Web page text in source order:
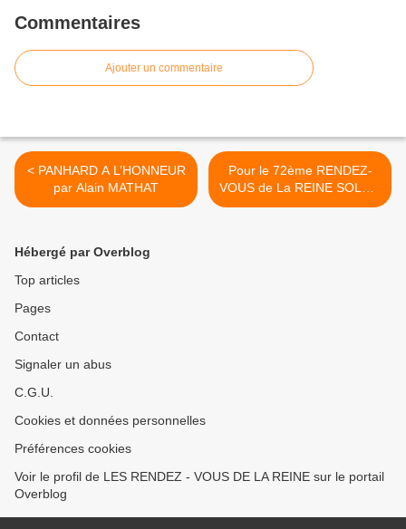
Commentaires
Ajouter un commentaire
< PANHARD A L’HONNEUR
par Alain MATHAT
Pour le 72ème RENDEZ-
VOUS de La REINE SOLEIL
et CHALEUR >
Hébergé par Overblog
Top articles
Pages
Contact
Signaler un abus
C.G.U.
Cookies et données personnelles
Préférences cookies
Voir le profil de LES RENDEZ - VOUS DE LA REINE sur le portail
Overblog